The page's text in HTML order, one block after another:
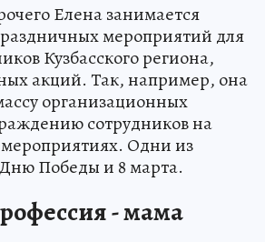
Елена занимается
мероприятий для
Кузбасского региона,
акций. Так, например, она
организационных
сотрудников на
Одни из
Победы и 8 марта.
- мама